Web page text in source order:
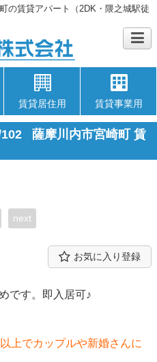
賃貸アパート（2DK・隈之城駅徒
賃貸居住用 賃貸事業用
薩摩川内市宮崎町 賃
next
お気に入り登録
です。即入居可♪
上でカップルや新婚さんに